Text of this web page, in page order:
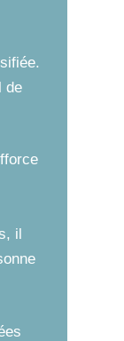
de
il